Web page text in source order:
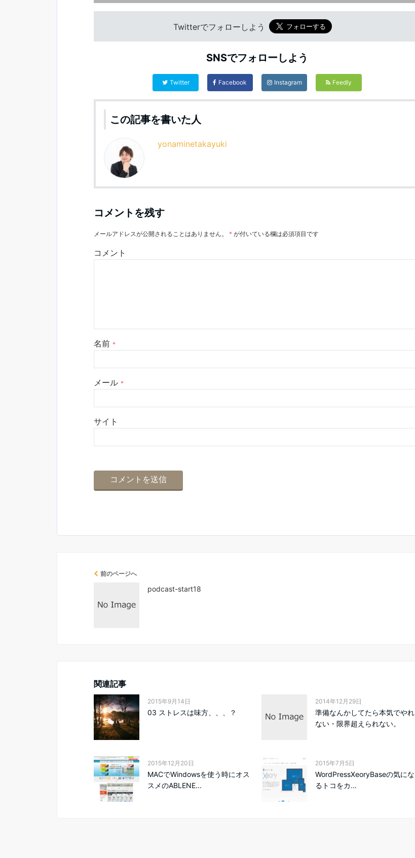
Twitterでフォローしよう
SNSでフォローしよう
Twitter Facebook Instagram Feedly
この記事を書いた人
yonaminetakayuki
コメントを残す
メールアドレスが公開されることはありません。 * が付いている欄は必須項目です
コメント
名前 *
メール *
サイト
前のページへ
podcast-start18
関連記事
2015年9月14日
03 ストレスは味方、、、？
2014年12月29日
準備なんかしてたら本気でやれ
ない・限界超えられない。
2015年12月20日
MACでWindowsを使う時にオス
スメのABLENE...
2015年7月5日
WordPressXeoryBaseの気にな
るトコをカ...